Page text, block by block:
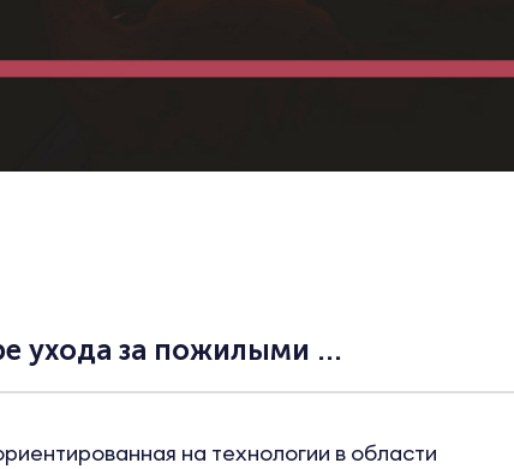
ухода за пожилыми ...
на технологии в области